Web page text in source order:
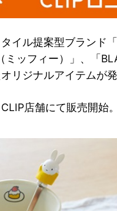
イル提案型ブランド
ッフィー）」、「
リジナルアイテムが発
店舗にて販売開始。